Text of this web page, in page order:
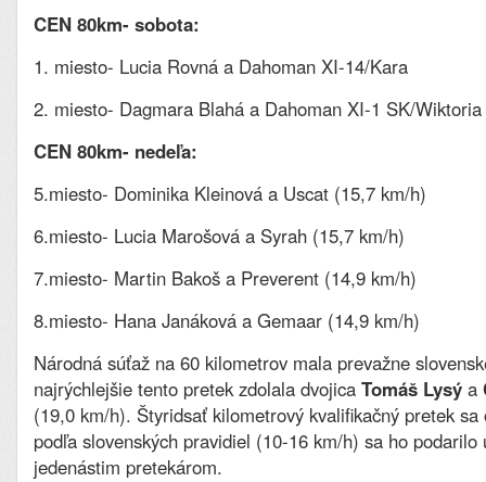
CEN 80km- sobota:
1. miesto- Lucia Rovná a Dahoman XI-14/Kara
2. miesto- Dagmara Blahá a Dahoman XI-1 SK/Wiktoria
CEN 80km- nedeľa:
5.miesto- Dominika Kleinová a Uscat (15,7 km/h)
6.miesto- Lucia Marošová a Syrah (15,7 km/h)
7.miesto- Martin Bakoš a Preverent (14,9 km/h)
8.miesto- Hana Janáková a Gemaar (14,9 km/h)
Národná súťaž na 60 kilometrov mala prevažne
najrýchlejšie tento pretek zdolala dvojica Tomáš Lysý a
(19,0 km/h). Štyridsať kilometrový kvalifikačný pretek
podľa slovenských pravidiel (10-16 km/h) sa ho podarilo
jedenástim pretekárom.